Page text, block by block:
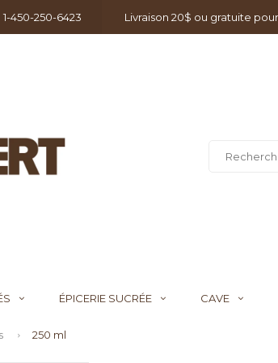
1-450-250-6423 Livraison 20$ ou gratuite
ÉPICERIE SUCRÉE CAVE
250 ml